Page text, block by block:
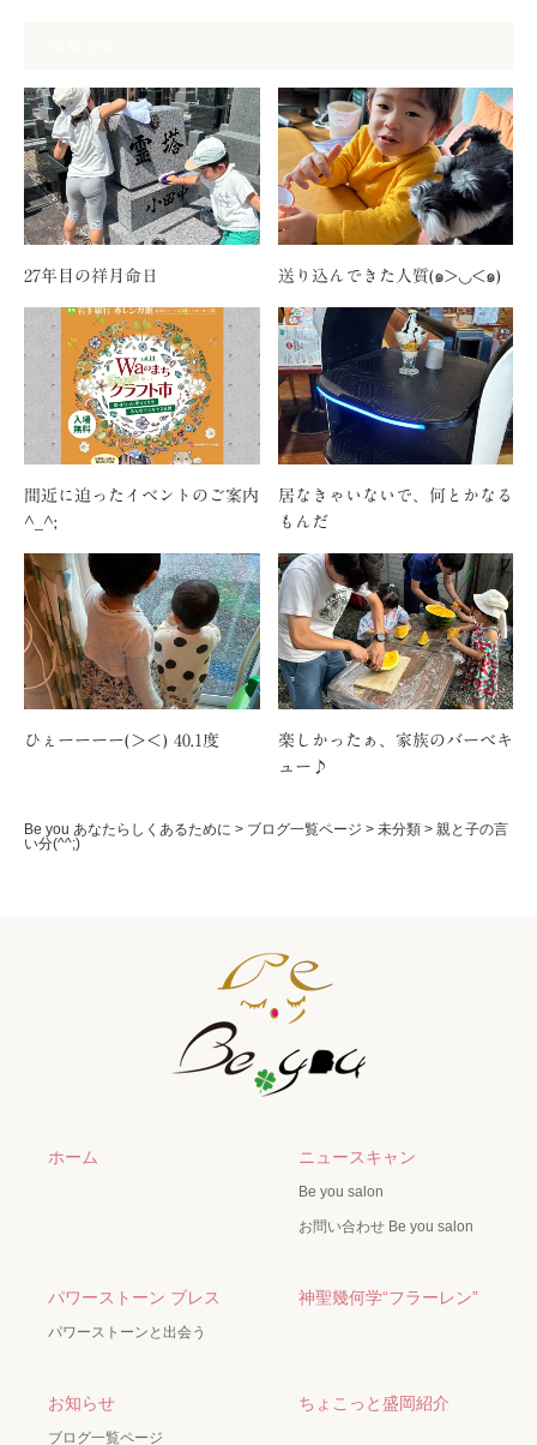
27年目の祥月命日 送り込んできた人質(๑>◡<๑)
間近に迫ったイベントのご案内
^_^;
居なきゃいないで、何とかなる
もんだ
ひぇーーーー(＞＜) 40.1度
楽しかったぁ、家族のバーベキ
ュー♪
Be you あなたらしくあるために > ブログ一覧ページ > 未分類 > 親と子の言
い分(^^;)
ホーム ニュースキャン
Be you salon
お問い合わせ Be you salon
パワーストーン ブレス
パワーストーンと出会う
神聖幾何学“フラーレン”
お知らせ
ブログ一覧ページ
ちょこっと盛岡紹介